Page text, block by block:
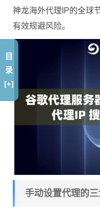
神龙海外代理IP的全球
有效规避风险。
手动设置代理的
目
录
[+]